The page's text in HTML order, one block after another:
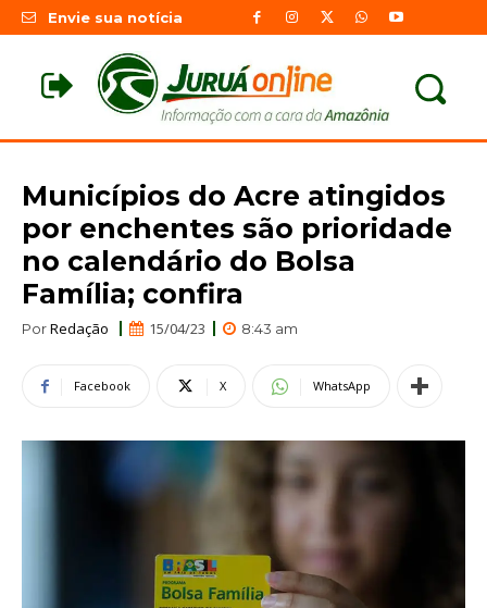
Envie sua notícia
Municípios do Acre atingidos
por enchentes são prioridade
no calendário do Bolsa
Família; confira
PorRedação 15/04/23 8:43 am
Facebook X WhatsApp